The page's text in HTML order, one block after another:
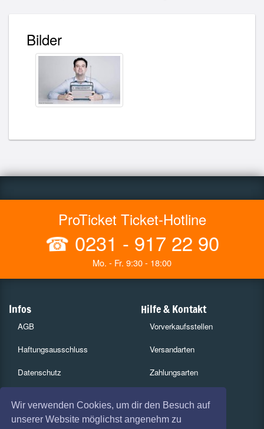
Wir verwenden Cookies, um dir den Besuch auf
unserer Website möglichst angenehm zu
Bilder
ProTicket Ticket-Hotline
☎ 0231 - 917 22 90
Mo. - Fr. 9:30 - 18:00
Infos
AGB
Haftungsausschluss
Datenschutz
Impressum
Hilfe & Kontakt
Vorverkaufsstellen
Versandarten
Zahlungsarten
Services
Gutscheine